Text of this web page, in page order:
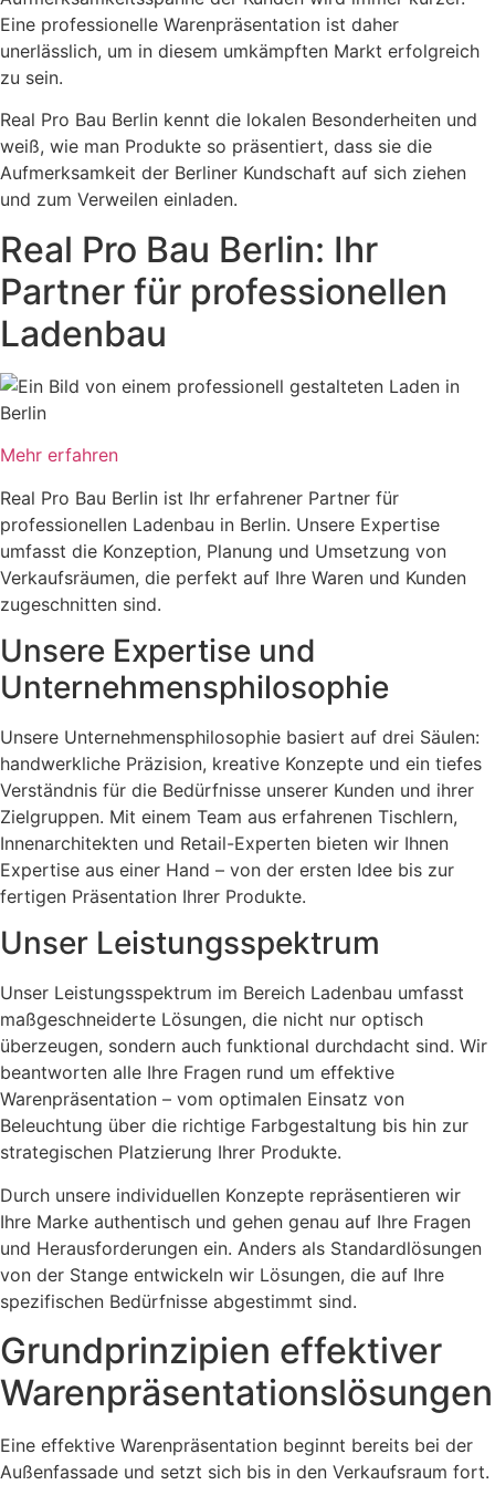
Eine professionelle Warenpräsentation ist daher
unerlässlich, um in diesem umkämpften Markt erfolgreich
zu sein.
Real Pro Bau Berlin kennt die lokalen Besonderheiten und
weiß, wie man Produkte so präsentiert, dass sie die
Aufmerksamkeit der Berliner Kundschaft auf sich ziehen
und zum Verweilen einladen.
Real Pro Bau Berlin: Ihr
Partner für professionellen
Ladenbau
Mehr erfahren
Real Pro Bau Berlin ist Ihr erfahrener Partner für
professionellen Ladenbau in Berlin. Unsere Expertise
umfasst die Konzeption, Planung und Umsetzung von
Verkaufsräumen, die perfekt auf Ihre Waren und Kunden
zugeschnitten sind.
Unsere Expertise und
Unternehmensphilosophie
Unsere Unternehmensphilosophie basiert auf drei Säulen:
handwerkliche Präzision, kreative Konzepte und ein tiefes
Verständnis für die Bedürfnisse unserer Kunden und ihrer
Zielgruppen. Mit einem Team aus erfahrenen Tischlern,
Innenarchitekten und Retail-Experten bieten wir Ihnen
Expertise aus einer Hand – von der ersten Idee bis zur
fertigen Präsentation Ihrer Produkte.
Unser Leistungsspektrum
Unser Leistungsspektrum im Bereich Ladenbau umfasst
maßgeschneiderte Lösungen, die nicht nur optisch
überzeugen, sondern auch funktional durchdacht sind. Wir
beantworten alle Ihre Fragen rund um effektive
Warenpräsentation – vom optimalen Einsatz von
Beleuchtung über die richtige Farbgestaltung bis hin zur
strategischen Platzierung Ihrer Produkte.
Durch unsere individuellen Konzepte repräsentieren wir
Ihre Marke authentisch und gehen genau auf Ihre Fragen
und Herausforderungen ein. Anders als Standardlösungen
von der Stange entwickeln wir Lösungen, die auf Ihre
spezifischen Bedürfnisse abgestimmt sind.
Grundprinzipien effektiver
Warenpräsentationslösungen
Eine effektive Warenpräsentation beginnt bereits bei der
Außenfassade und setzt sich bis in den Verkaufsraum fort.